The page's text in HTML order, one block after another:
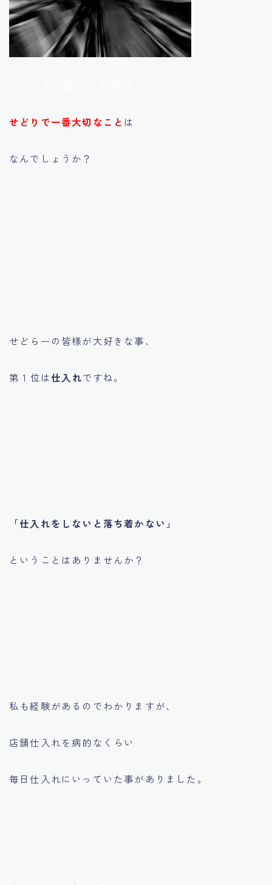
せどりで一番大切なこと は
なんでしょうか？
せどらーの皆様が大好きな事、
第 1 位は仕入れですね。
「仕入れをしないと落ち着かない」
ということはありませんか？
私も経験があるのでわかりますが、
店舗仕入れを病的なくらい
毎日仕入れにいっていた事がありました。